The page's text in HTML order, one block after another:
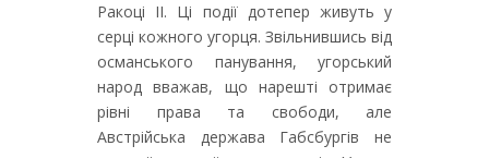
Ракоці ІІ. Ці події дотепер живуть у
серці кожного угорця. Звільнившись від
османського панування, угорський
народ вважав, що нарешті отримає
рівні права та свободи, але
Австрійська держава Габсбургів не